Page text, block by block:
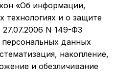
«Об информации,
технологиях и о защите
N 149-ФЗ
данных
накопление,
и обезличивание